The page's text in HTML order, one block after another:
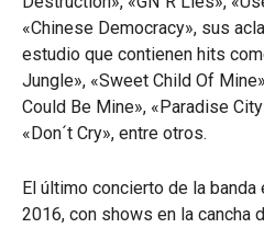
«Chinese Democracy», sus
estudio que contienen hits
Jungle», «Sweet Child Of
Could Be Mine», «Paradise
«Don´t Cry», entre otros.
El último concierto de la
2016, con shows en la cancha